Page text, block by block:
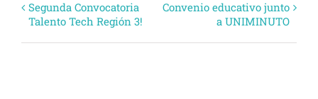
Navegación
Segunda Convocatoria
Talento Tech Región 3!
Convenio educativo junto
a UNIMINUTO